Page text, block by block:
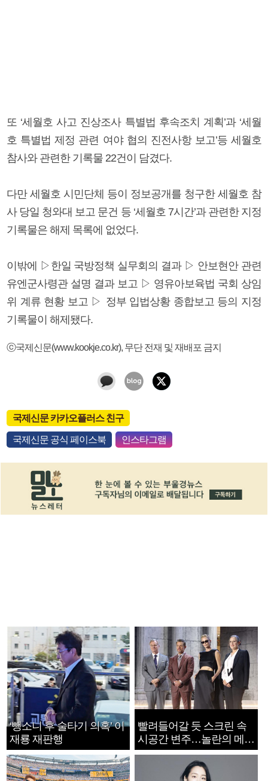
또 ‘세월호 사고 진상조사 특별법 후속조치 계획’과 ‘세월
호 특별법 제정 관련 여야 협의 진전사항 보고’등 세월호
참사와 관련한 기록물 22건이 담겼다.
다만 세월호 시민단체 등이 정보공개를 청구한 세월호 참
사 당일 청와대 보고 문건 등 ‘세월호 7시간’과 관련한 지정
기록물은 해제 목록에 없었다.
이밖에 ▷한일 국방정책 실무회의 결과 ▷ 안보현안 관련
유엔군사령관 설명 결과 보고 ▷ 영유아보육법 국회 상임
위 계류 현황 보고 ▷ 정부 입법상황 종합보고 등의 지정
기록물이 해제됐다.
ⓒ국제신문(www.kookje.co.kr), 무단 전재 및 재배포 금지
국제신문 카카오플러스 친구
국제신문 공식 페이스북 인스타그램
‘뺑소니 후 술타기 의혹’ 이
재룡 재판행
빨려들어갈 듯 스크린 속
시공간 변주…놀란의 메시
지는 ‘전쟁 속죄’